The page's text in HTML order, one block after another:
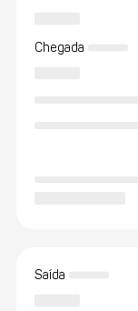
Chegada
Saída